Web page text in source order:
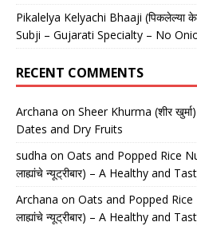
Pikalelya Kelyachi Bhaaji (पिकलेल्या
Subji – Gujarati Specialty – No
RECENT COMMENTS
Archana on Sheer Khurma (शीर
Dates and Dry Fruits
sudha on Oats and Popped Rice
लाह्यांचे न्यूट्रीबार) – A Healthy and
Archana on Oats and Popped Rice
लाह्यांचे न्यूट्रीबार) – A Healthy and